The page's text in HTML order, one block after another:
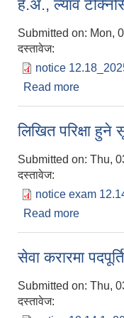
हे.अ., ल्याव
Submitted on: Mon,
दस्तावेज:
notice
Read more
लिखित परिक्षा हुने
Submitted on: Thu,
दस्तावेज:
notice exam
Read more
सेवा करारमा
Submitted on: Thu,
दस्तावेज: